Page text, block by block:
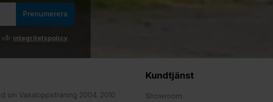
Prenumerera
integritetspolicy.
sin Vasaloppsträning 2004. 2010
Kundtjänst
Showroom